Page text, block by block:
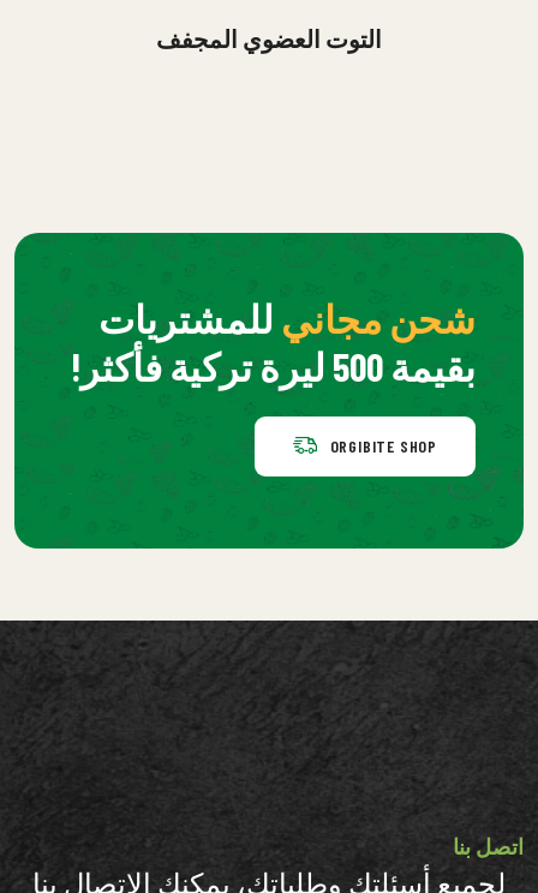
التوت العضوي المجفف
شحن مجاني للمشتريات
بقيمة 500 ليرة تركية فأكثر!
ORGIBITE SHOP
اتصل بنا
لجميع أسئلتك وطلباتك، يمكنك الاتصال بنا